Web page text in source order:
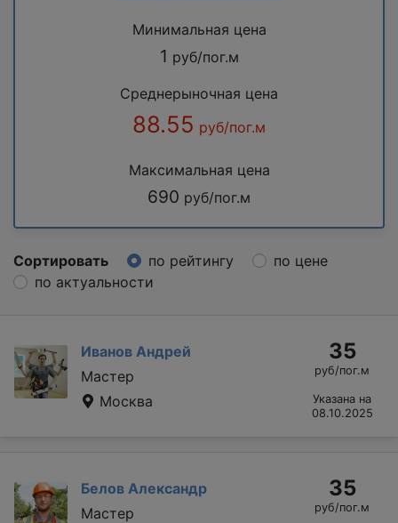
Минимальная цена
1 руб/пог.м
Среднерыночная цена
88.55 руб/пог.м
Максимальная цена
690 руб/пог.м
Сортировать по рейтингу
по цене
по актуальности
Иванов Андрей
Мастер
Москва
35
руб/пог.м
Указана на
08.10.2025
Белов Александр
Мастер
35
руб/пог.м